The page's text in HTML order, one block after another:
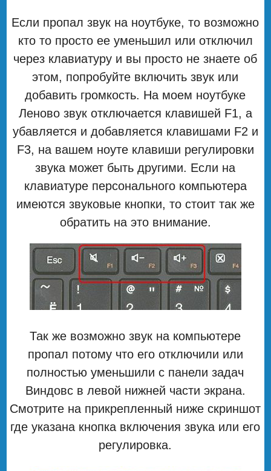
Если пропал звук на ноутбуке, то возможно
кто то просто ее уменьшил или отключил
через клавиатуру и вы просто не знаете об
этом, попробуйте включить звук или
добавить громкость. На моем ноутбуке
Леново звук отключается клавишей F1, а
убавляется и добавляется клавишами F2 и
F3, на вашем ноуте клавиши регулировки
звука может быть другими. Если на
клавиатуре персонального компьютера
имеются звуковые кнопки, то стоит так же
обратить на это внимание.
Так же возможно звук на компьютере
пропал потому что его отключили или
полностью уменьшили с панели задач
Виндовс в левой нижней части экрана.
Смотрите на прикрепленный ниже скриншот
где указана кнопка включения звука или его
регулировка.